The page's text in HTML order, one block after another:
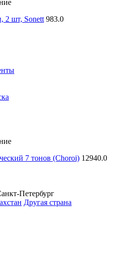
2 шт, Sonett 983.0
7 тонов (Choroi) 12940.0
Петербург
Другая страна